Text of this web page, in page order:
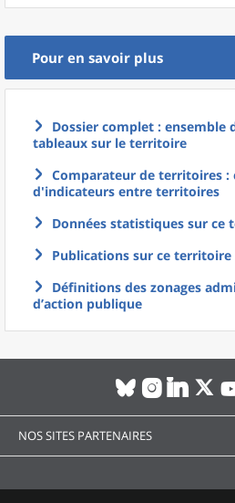
Pour en savoir plus
Dossier complet : ensemble
tableaux sur le territoire
Comparateur de territoires :
d'indicateurs entre territoires
Données statistiques sur ce
Publications sur ce territoire
Définitions des zonages
d’action publique
NOS SITES PARTENAIRES